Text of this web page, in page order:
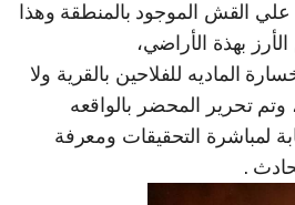
القش الموجود بالمنطقة وهذا
بهذة الأراضي،
الماديه للفلاحين بالقرية ولا
تحرير المحضر بالواقعه
لمباشرة التحقيقات ومعرفة
.